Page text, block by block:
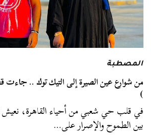
المصطبة
من شوارع عين الصيرة إلى التيك توك .. جاءت
)
في قلب حي شعبي من أحياء القاهرة،
بين الطموح والإصرار على…